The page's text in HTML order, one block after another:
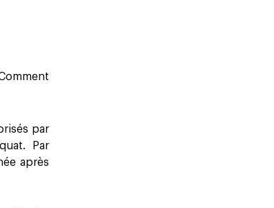
par
Par
après